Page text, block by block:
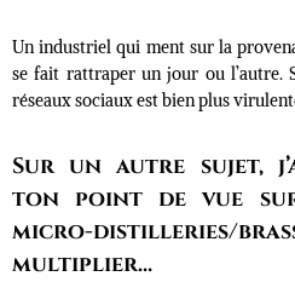
Un industriel qui ment sur la
se fait rattraper un jour ou l’autre.
réseaux sociaux est bien plus
Sur un autre sujet,
ton point de vue
micro-distilleries/
multiplier…